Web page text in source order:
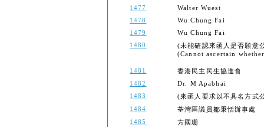
1477
Walter Wuest
1478
Wu Chung Fai
1479
Wu Chung Fai
1480
(未能確認來函人是否願意
(Cannot ascertain
1481
香港民主民生協進會
1482
Dr. M Apabhai
1483
(來函人要求以不具名方
1484
荃灣區議員鄒秉恬辦事處
1485
方國珊